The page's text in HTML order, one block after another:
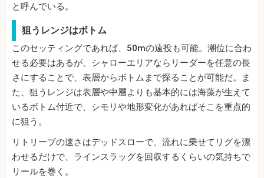
と呼んでいる。
狙うレンジはボトム
このセッティングであれば、50mの遠投も可能。潮位に合わ
せる必要はあるが、シャローエリアならリーダーを任意の長
さにすることで、表層からボトムまで探ることが可能だ。ま
た、狙うレンジは表層や中層よりも基本的には海藻が生えて
いるボトム付近で、シモリや地形変化があればそこを重点的
に狙う。
リトリーブの速さはデッドスローで、流れに乗せてリグを漂
わせるだけで、ラインスラッグを回収するくらいの気持ちで
リールを巻く。